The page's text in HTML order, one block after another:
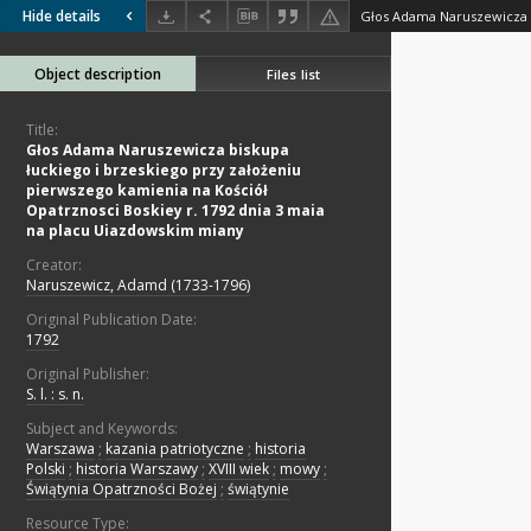
Hide details
Object description Files list
Title:
Głos Adama Naruszewicza biskupa
łuckiego i brzeskiego przy założeniu
pierwszego kamienia na Kościół
Opatrznosci Boskiey r. 1792 dnia 3 maia
na placu Uiazdowskim miany
Creator:
Naruszewicz, Adamd (1733-1796)
Original Publication Date:
1792
Original Publisher:
S. l. : s. n.
Subject and Keywords:
Warszawa ; kazania patriotyczne ; historia
Polski ; historia Warszawy ; XVIII wiek ; mowy ;
Świątynia Opatrzności Bożej ; świątynie
Resource Type: